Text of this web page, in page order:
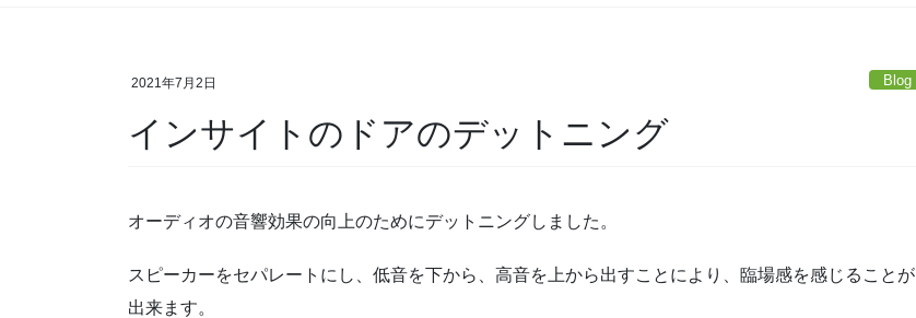
2021年7月2日 Blog
インサイトのドアのデットニング
オーディオの音響効果の向上のためにデットニングしました。
スピーカーをセパレートにし、低音を下から、高音を上から出すことにより、臨場感を感じることが
出来ます。